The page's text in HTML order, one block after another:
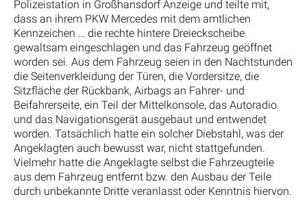
Polizeistation in Großhansdorf Anzeige und teilte mit,
dass an ihrem PKW Mercedes mit dem amtlichen
Kennzeichen … die rechte hintere Dreieckscheibe
gewaltsam eingeschlagen und das Fahrzeug geöffnet
worden sei. Aus dem Fahrzeug seien in den Nachtstunden
die Seitenverkleidung der Türen, die Vordersitze, die
Sitzfläche der Rückbank, Airbags an Fahrer- und
Beifahrerseite, ein Teil der Mittelkonsole, das Autoradio
und das Navigationsgerät ausgebaut und entwendet
worden. Tatsächlich hatte ein solcher Diebstahl, was der
Angeklagten auch bewusst war, nicht stattgefunden.
Vielmehr hatte die Angeklagte selbst die Fahrzeugteile
aus dem Fahrzeug entfernt bzw. den Ausbau der Teile
durch unbekannte Dritte veranlasst oder Kenntnis hiervon.